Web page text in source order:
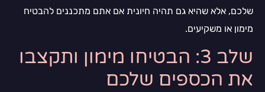
שלכם, אלא שהיא גם תהיה חיונית אם אתם מתכננים להבטיח
מימון או משקיעים.
שלב 3: הבטיחו מימון ותקצבו
את הכספים שלכם